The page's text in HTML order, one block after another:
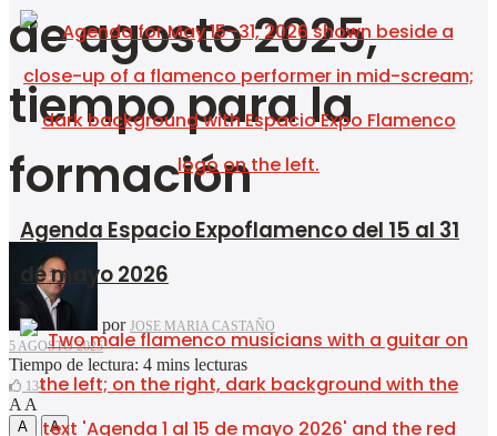
Agenda Espacio Expoflamenco del 15 al 31
de mayo 2026
de agosto 2025,
tiempo para la
formación
por JOSE MARIA CASTAÑO
5 AGOSTO 2025
Tiempo de lectura: 4 mins lecturas
134
A A
A
A